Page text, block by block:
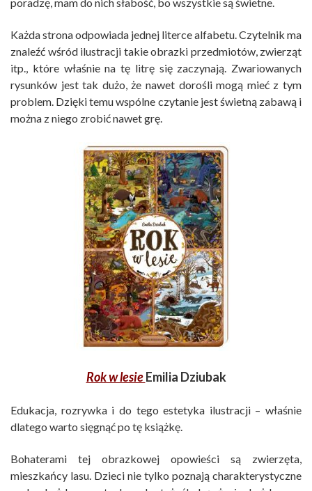
Każda strona odpowiada jednej literce alfabetu. Czytelnik ma
znaleźć wśród ilustracji takie obrazki przedmiotów, zwierząt
itp., które właśnie na tę litrę się zaczynają. Zwariowanych
rysunków jest tak dużo, że nawet dorośli mogą mieć z tym
problem. Dzięki temu wspólne czytanie jest świetną zabawą i
można z niego zrobić nawet grę.
Rok w lesieEmilia Dziubak
Edukacja, rozrywka i do tego estetyka ilustracji – właśnie
dlatego warto sięgnąć po tę książkę.
Bohaterami tej obrazkowej opowieści są zwierzęta,
mieszkańcy lasu. Dzieci nie tylko poznają charakterystyczne